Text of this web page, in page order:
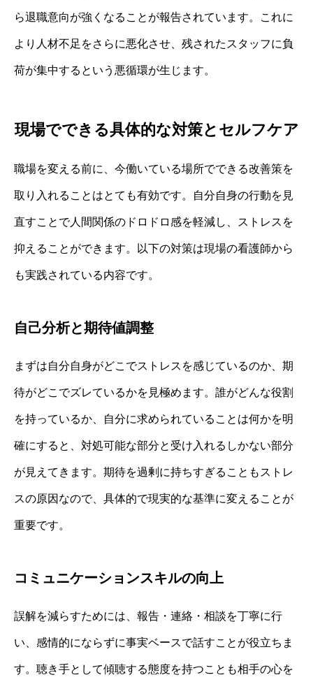
ら退職意向が強くなることが報告されています。これに
より人材不足をさらに悪化させ、残されたスタッフに負
荷が集中するという悪循環が生じます。
現場でできる具体的な対策とセルフケア
職場を変える前に、今働いている場所でできる改善策を
取り入れることはとても有効です。自分自身の行動を見
直すことで人間関係のドロドロ感を軽減し、ストレスを
抑えることができます。以下の対策は現場の看護師から
も実践されている内容です。
自己分析と期待値調整
まずは自分自身がどこでストレスを感じているのか、期
待がどこでズレているかを見極めます。誰がどんな役割
を持っているか、自分に求められていることは何かを明
確にすると、対処可能な部分と受け入れるしかない部分
が見えてきます。期待を過剰に持ちすぎることもストレ
スの原因なので、具体的で現実的な基準に変えることが
重要です。
コミュニケーションスキルの向上
誤解を減らすためには、報告・連絡・相談を丁寧に行
い、感情的にならずに事実ベースで話すことが役立ちま
す。聴き手として傾聴する態度を持つことも相手の心を